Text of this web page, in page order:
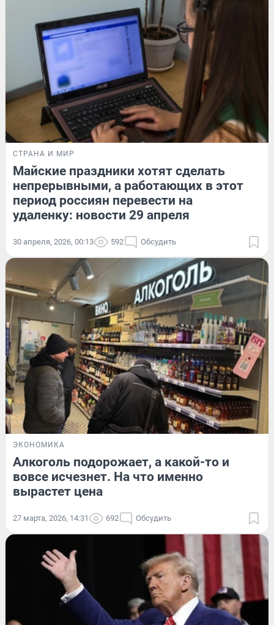
СТРАНА И МИР
Майские праздники хотят сделать
непрерывными, а работающих в этот
период россиян перевести на
удаленку: новости 29 апреля
30 апреля, 2026, 00:13 592 Обсудить
ЭКОНОМИКА
Алкоголь подорожает, а какой-то и
вовсе исчезнет. На что именно
вырастет цена
27 марта, 2026, 14:31 692 Обсудить